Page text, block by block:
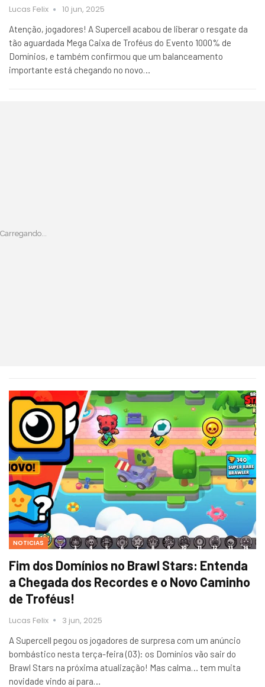
Lucas Felix 10 jun, 2025
Atenção, jogadores! A Supercell acabou de liberar o resgate da
tão aguardada Mega Caixa de Troféus do Evento 1000% de
Domínios, e também confirmou que um balanceamento
importante está chegando no novo…
Carregando...
NOTICIAS
Fim dos Domínios no Brawl Stars: Entenda
a Chegada dos Recordes e o Novo Caminho
de Troféus!
Lucas Felix 3 jun, 2025
A Supercell pegou os jogadores de surpresa com um anúncio
bombástico nesta terça-feira (03): os Domínios vão sair do
Brawl Stars na próxima atualização! Mas calma… tem muita
novidade vindo aí para…